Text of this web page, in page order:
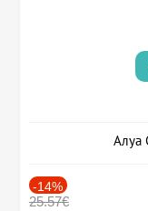
Алуа
-14%
25.57€